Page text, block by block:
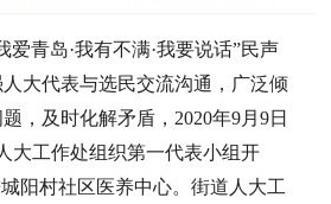
爱青岛·我有不满·我要说话”民声
大代表与选民交流沟通，广泛倾
，及时化解矛盾，2020年9月9日
大工作处组织第一代表小组开
阳村社区医养中心。街道人大工